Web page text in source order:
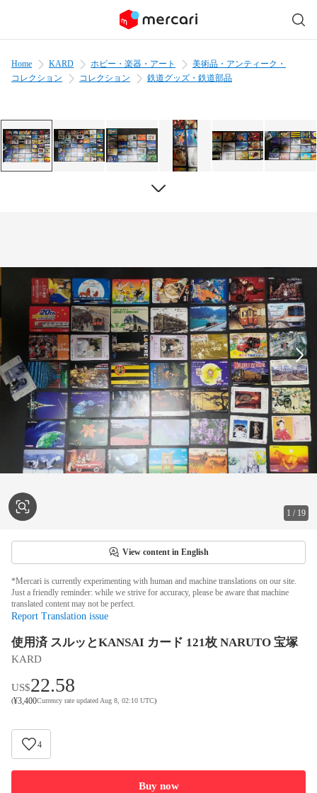
Home KARD ホビー・楽器・アート
美術品・アンティーク・
コレクション
コレクション 鉄道グッズ・鉄道部品
1 / 19
View content in English
*Mercari is currently experimenting with human and machine translations on our site.
Just a friendly reminder: while we strive for accuracy, please be aware that machine
translated content may not be perfect.
Report Translation issue
使用済 スルッとKANSAI カード 121枚 NARUTO 宝塚
KARD
US$22.58
(¥3,400Currency rate updated Aug 8, 02:10 UTC)
4
Buy now